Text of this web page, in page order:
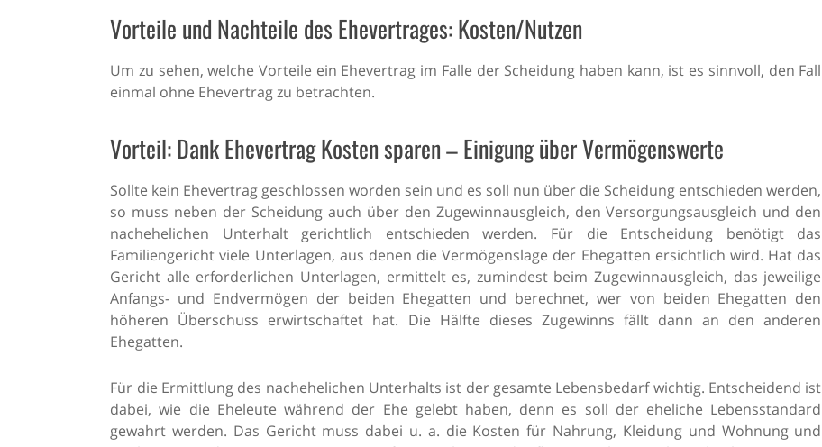
Vorteile und Nachteile des Ehevertrages: Kosten/Nutzen
Um zu sehen, welche Vorteile ein Ehevertrag im Falle der Scheidung haben kann, ist es sinnvoll, den Fall
einmal ohne Ehevertrag zu betrachten.
Vorteil: Dank Ehevertrag Kosten sparen – Einigung über Vermögenswerte
Sollte kein Ehevertrag geschlossen worden sein und es soll nun über die Scheidung entschieden werden,
so muss neben der Scheidung auch über den Zugewinnausgleich, den Versorgungsausgleich und den
nachehelichen Unterhalt gerichtlich entschieden werden. Für die Entscheidung benötigt das
Familiengericht viele Unterlagen, aus denen die Vermögenslage der Ehegatten ersichtlich wird. Hat das
Gericht alle erforderlichen Unterlagen, ermittelt es, zumindest beim Zugewinnausgleich, das jeweilige
Anfangs- und Endvermögen der beiden Ehegatten und berechnet, wer von beiden Ehegatten den
höheren Überschuss erwirtschaftet hat. Die Hälfte dieses Zugewinns fällt dann an den anderen
Ehegatten.
Für die Ermittlung des nachehelichen Unterhalts ist der gesamte Lebensbedarf wichtig. Entscheidend ist
dabei, wie die Eheleute während der Ehe gelebt haben, denn es soll der eheliche Lebensstandard
gewahrt werden. Das Gericht muss dabei u. a. die Kosten für Nahrung, Kleidung und Wohnung und